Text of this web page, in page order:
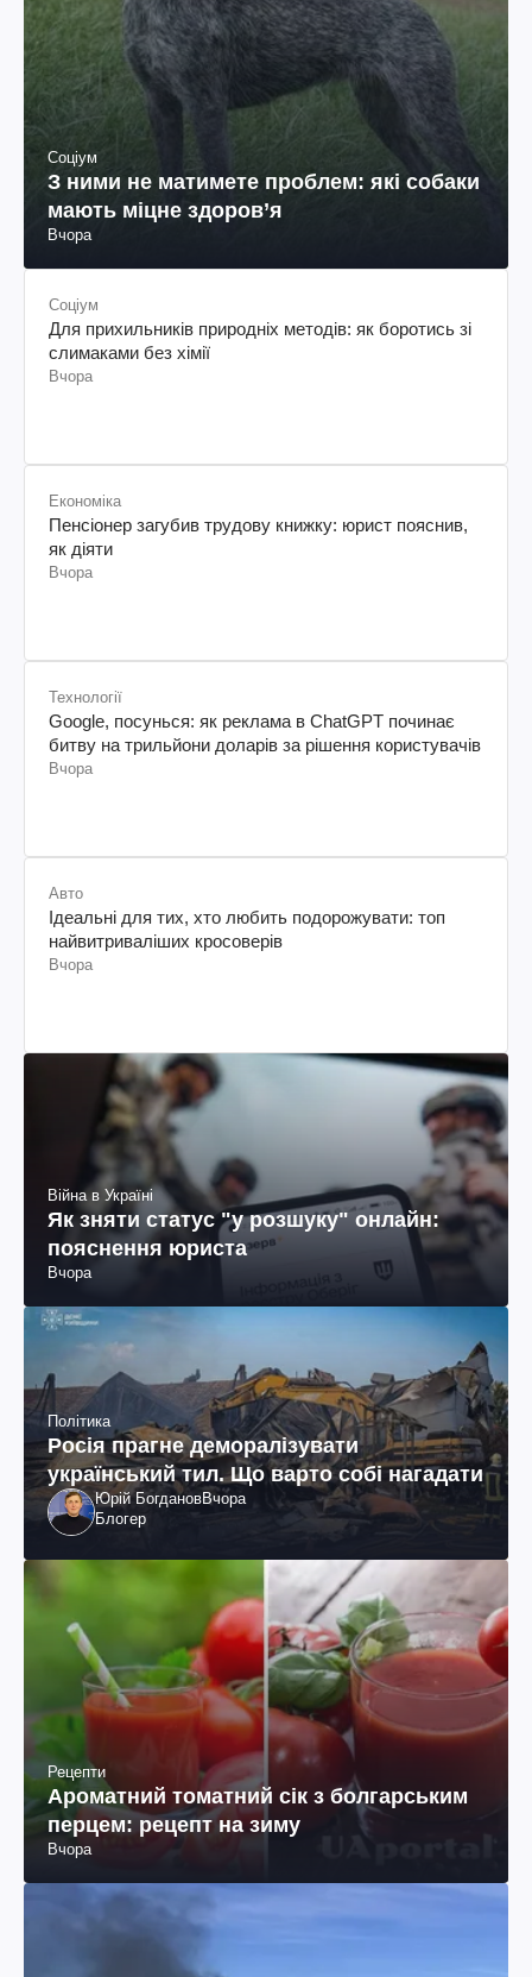
Соціум
З ними не матимете проблем: які собаки
мають міцне здоров’я
Вчора
Соціум
Для прихильників природніх методів: як боротись зі
слимаками без хімії
Вчора
Економіка
Пенсіонер загубив трудову книжку: юрист пояснив,
як діяти
Вчора
Технології
Google, посунься: як реклама в ChatGPT починає
битву на трильйони доларів за рішення користувачів
Вчора
Авто
Ідеальні для тих, хто любить подорожувати: топ
найвитриваліших кросоверів
Вчора
Війна в Україні
Як зняти статус "у розшуку" онлайн:
пояснення юриста
Вчора
Політика
Росія прагне деморалізувати
український тил. Що варто собі нагадати
Юрій БогдановВчора
Блогер
Рецепти
Ароматний томатний сік з болгарським
перцем: рецепт на зиму
Вчора